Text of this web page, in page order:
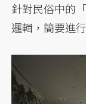
針對民俗中的
邏輯，簡要進